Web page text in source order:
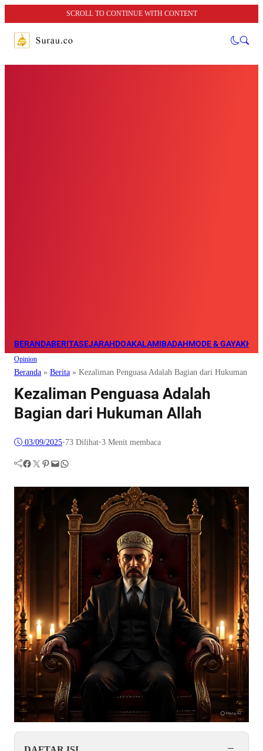
SCROLL TO CONTINUE WITH CONTENT
BERANDABERITASEJARAHDOAKALAMIBADAHMODE & GAYA
Opinion
Beranda » Berita » Kezaliman Penguasa Adalah Bagian dari Hukuman
Kezaliman Penguasa Adalah
Bagian dari Hukuman Allah
03/09/2025•73 Dilihat•3 Menit membaca
Facebook Twitter Pinterest Mail WhatsApp